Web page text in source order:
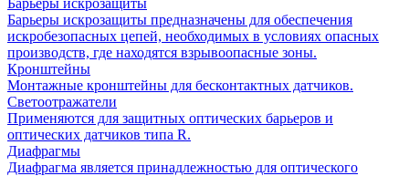
Барьеры искрозащиты
Барьеры искрозащиты предназначены для обеспечения
искробезопасных цепей, необходимых в условиях опасных
производств, где находятся взрывоопасные зоны.
Кронштейны
Монтажные кронштейны для бесконтактных датчиков.
Светоотражатели
Применяются для защитных оптических барьеров и
оптических датчиков типа R.
Диафрагмы
Диафрагма является принадлежностью для оптического